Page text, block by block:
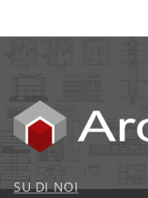
SU DI NOI